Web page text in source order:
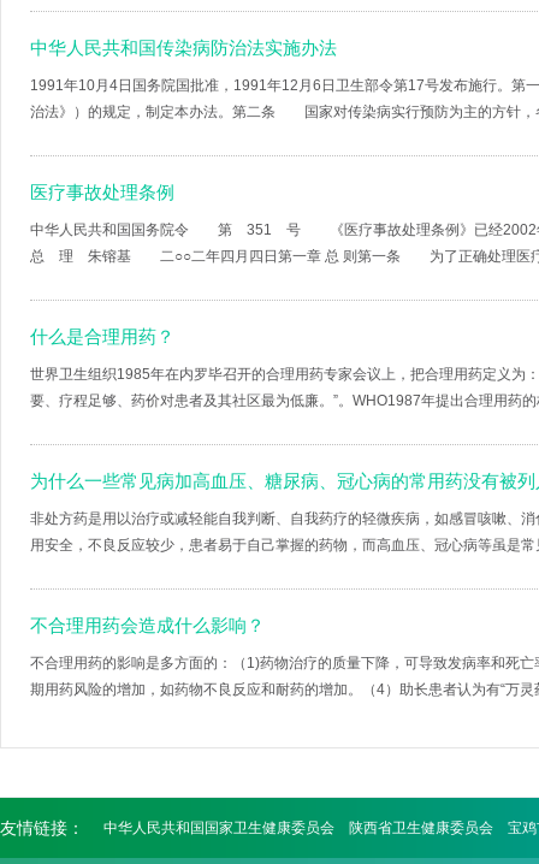
中华人民共和国传染病防治法实施办法
1991年10月4日国务院国批准，1991年12月6日卫生部令第17号发布施行。
治法》）的规定，制定本办法。第二条 国家对传染病实行预防为主的方针，
医疗事故处理条例
中华人民共和国国务院令 第 351 号 《医疗事故处理条例》已经2002
总 理 朱镕基 二○○二年四月四日第一章 总 则第一条 为了正确处理医疗
什么是合理用药？
世界卫生组织1985年在内罗毕召开的合理用药专家会议上，把合理用药定义为
要、疗程足够、药价对患者及其社区最为低廉。”。WHO1987年提出合理用药
为什么一些常见病加高血压、糖尿病、冠心病的常用药没有被
非处方药是用以治疗或减轻能自我判断、自我药疗的轻微疾病，如感冒咳嗽、
用安全，不良反应较少，患者易于自己掌握的药物，而高血压、冠心病等虽是
不合理用药会造成什么影响？
不合理用药的影响是多方面的：（1)药物治疗的质量下降，可导致发病率和死
期用药风险的增加，如药物不良反应和耐药的增加。（4）助长患者认为有“万灵
友情链接： 中华人民共和国国家卫生健康委员会 陕西省卫生健康委员会 宝